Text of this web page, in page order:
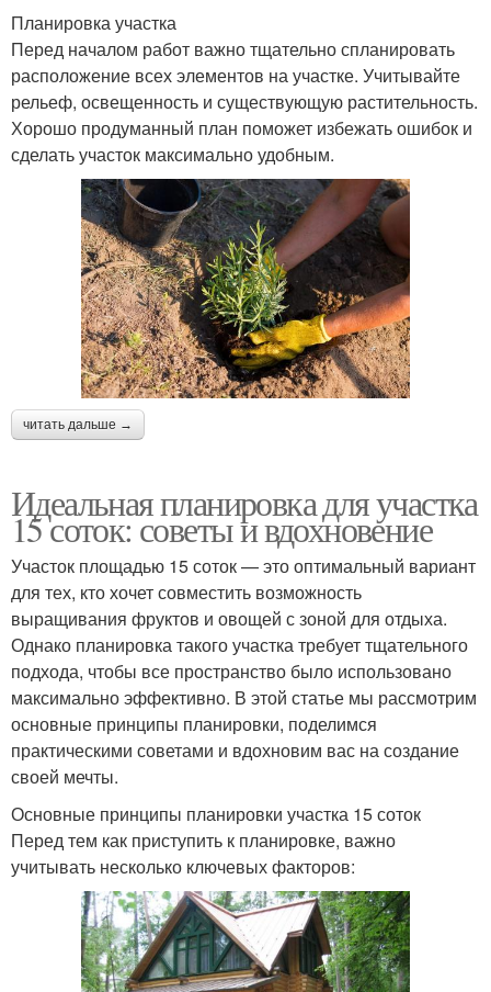
Планировка участка
Перед началом работ важно тщательно спланировать
расположение всех элементов на участке. Учитывайте
рельеф, освещенность и существующую растительность.
Хорошо продуманный план поможет избежать ошибок и
сделать участок максимально удобным.
читать дальше →
Идеальная планировка для участка
15 соток: советы и вдохновение
Участок площадью 15 соток — это оптимальный вариант
для тех, кто хочет совместить возможность
выращивания фруктов и овощей с зоной для отдыха.
Однако планировка такого участка требует тщательного
подхода, чтобы все пространство было использовано
максимально эффективно. В этой статье мы рассмотрим
основные принципы планировки, поделимся
практическими советами и вдохновим вас на создание
своей мечты.
Основные принципы планировки участка 15 соток
Перед тем как приступить к планировке, важно
учитывать несколько ключевых факторов: